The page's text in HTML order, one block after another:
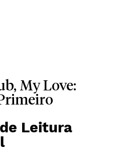
My Love:
Leitura